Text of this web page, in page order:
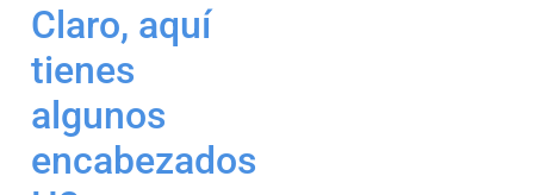
Claro, aquí
tienes
algunos
encabezados